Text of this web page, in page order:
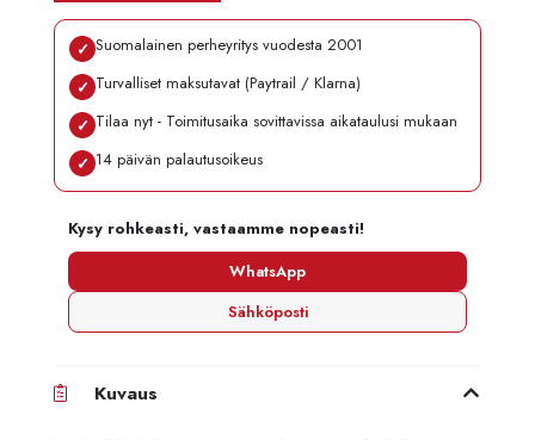
✓ Suomalainen perheyritys vuodesta 2001
✓ Turvalliset maksutavat (Paytrail / Klarna)
✓ Tilaa nyt - Toimitusaika sovittavissa aikataulusi mukaan
✓ 14 päivän palautusoikeus
Kysy rohkeasti, vastaamme nopeasti!
WhatsApp
Sähköposti
Kuvaus